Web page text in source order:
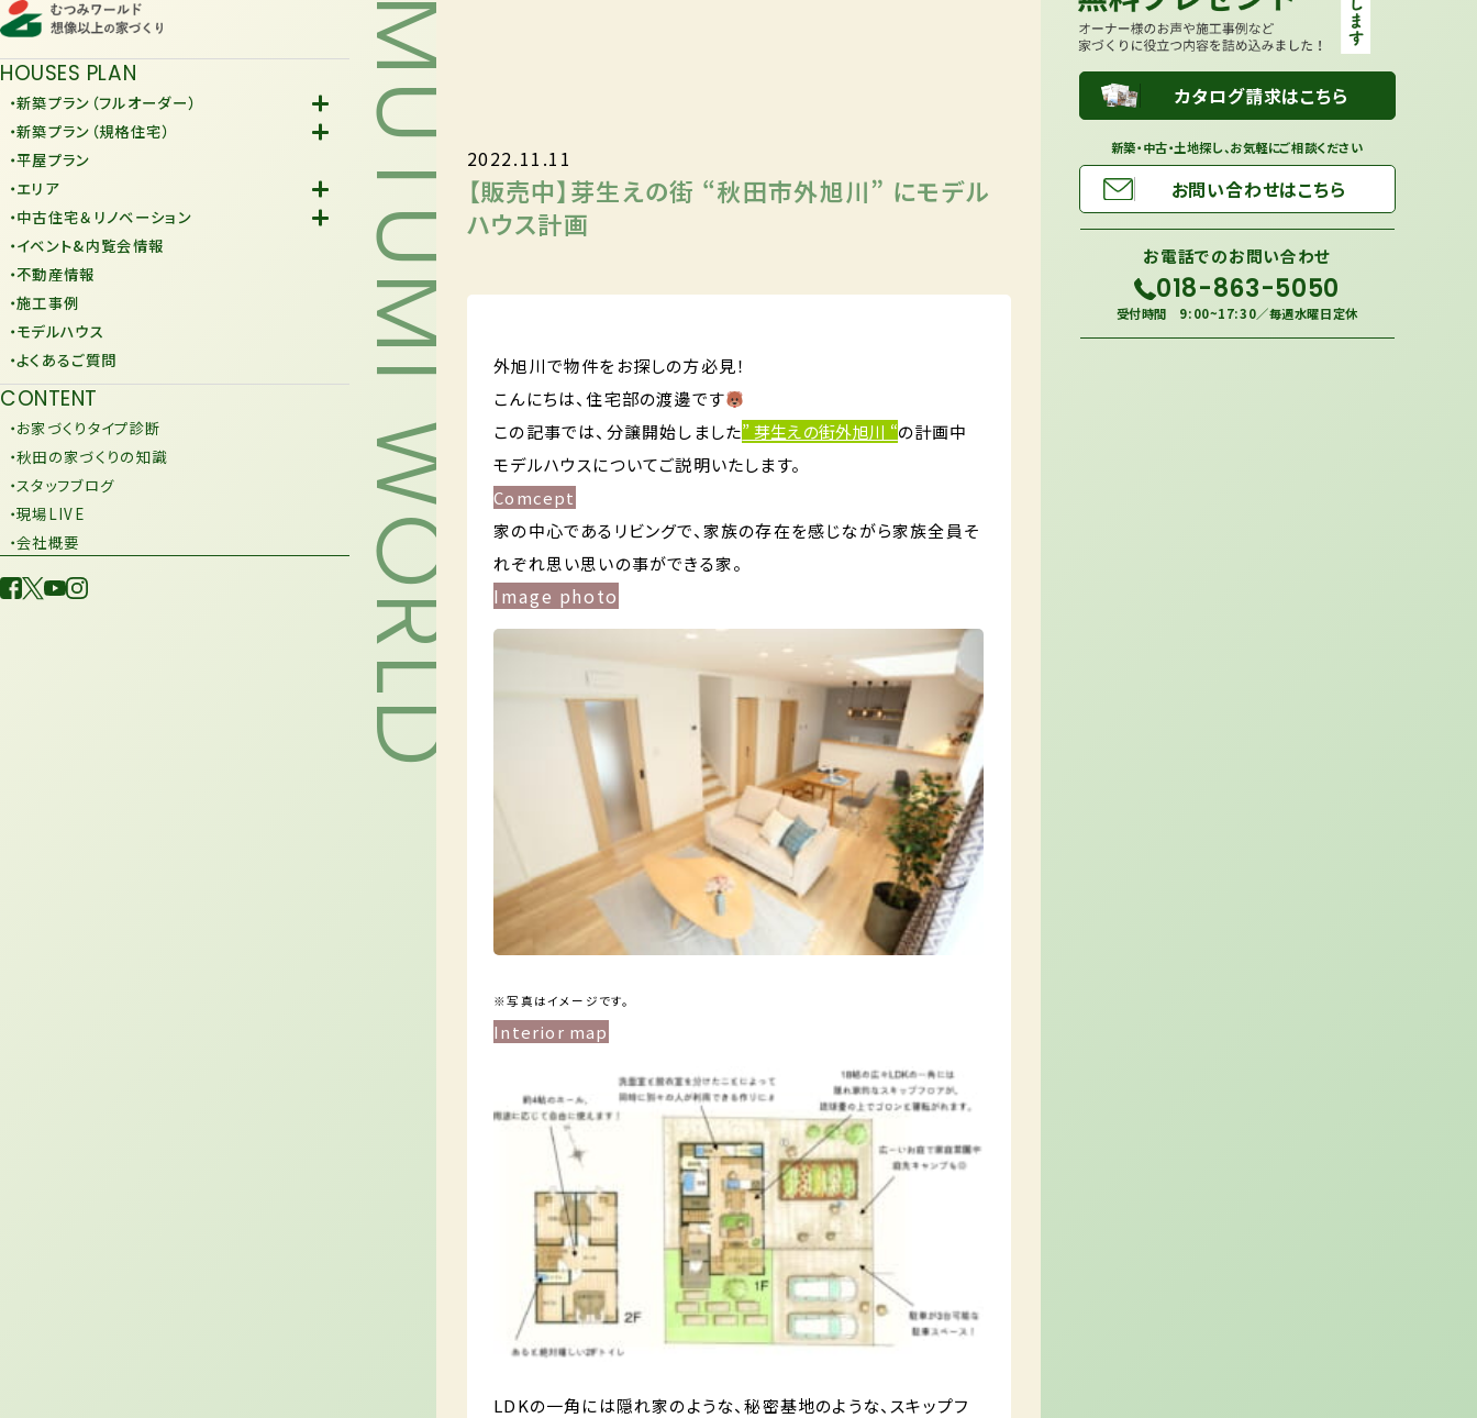
HOUSES PLAN
・新築プラン（フルオーダー）
-Fiore
・新築プラン（規格住宅）
-規格住宅
-KURAFIT
-JiU
・平屋プラン
・エリア
-潟上市
-由利本荘市
・中古住宅＆リノベーション
-中古住宅
-リノベーション
・イベント&内覧会情報
・不動産情報
・施工事例
・モデルハウス
・よくあるご質問
CONTENT
・お家づくりタイプ診断
・秋田の家づくりの知識
・スタッフブログ
・現場LIVE
・会社概要
MUTUMI WORLD カタログ請求はこちら
新築・中古・土地探し、お気軽にご相談ください
お問い合わせはこちら
お電話でのお問い合わせ
018-863-5050
受付時間 9:00~17:30／毎週水曜日定休
2022.11.11
【販売中】芽生えの街 “秋田市外旭川” にモデル
ハウス計画
外旭川で物件をお探しの方必見！
こんにちは、住宅部の渡邊です
この記事では、分譲開始しました” 芽生えの街外旭川 “の計画中
モデルハウスについてご説明いたします。
Comcept
家の中心であるリビングで、家族の存在を感じながら家族全員そ
れぞれ思い思いの事ができる家。
Image photo
※写真はイメージです。
Interior map
LDKの一角には隠れ家のような、秘密基地のような、スキップフ